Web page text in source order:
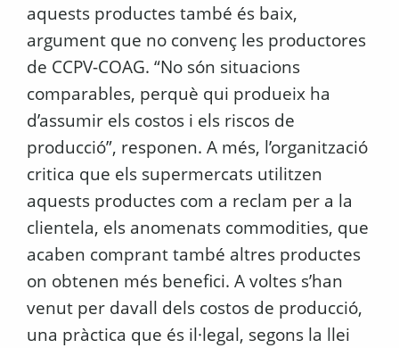
aquests productes també és baix,
argument que no convenç les productores
de CCPV-COAG. “No són situacions
comparables, perquè qui produeix ha
d’assumir els costos i els riscos de
producció”, responen. A més, l’organització
critica que els supermercats utilitzen
aquests productes com a reclam per a la
clientela, els anomenats commodities, que
acaben comprant també altres productes
on obtenen més benefici. A voltes s’han
venut per davall dels costos de producció,
una pràctica que és il·legal, segons la llei